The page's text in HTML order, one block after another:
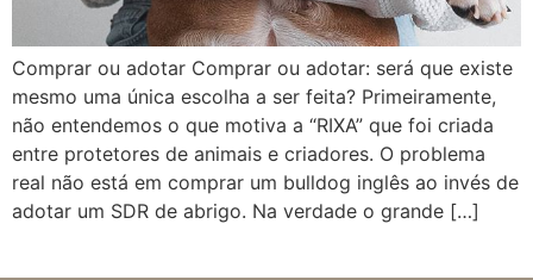
Comprar ou adotar Comprar ou adotar: será que existe
mesmo uma única escolha a ser feita? Primeiramente,
não entendemos o que motiva a “RIXA” que foi criada
entre protetores de animais e criadores. O problema
real não está em comprar um bulldog inglês ao invés de
adotar um SDR de abrigo. Na verdade o grande […]